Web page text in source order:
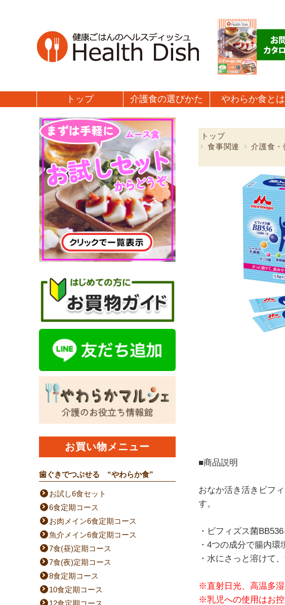
トップ 介護食の選びかた やわらか食とは
トップ
食事関連
介護食・
■商品説明
おなか活き活きビフ
す。
・ビフィズス菌
・4つの成分で腸内環
・水にさっと溶けて
※直射日光、高温多湿
※乳児への使用はお控
お買い物メニュー
歯ぐきでつぶせる “やわらか食”
お試し6食セット
6食定期コース
お肉メイン6食定期コース
魚介メイン6食定期コース
7食(昼)定期コース
7食(夜)定期コース
8食定期コース
10食定期コース
12食定期コース